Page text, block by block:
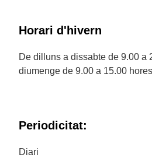
Horari d'hivern
De dilluns a dissabte de 9.00 a
diumenge de 9.00 a 15.00
Periodicitat:
Diari